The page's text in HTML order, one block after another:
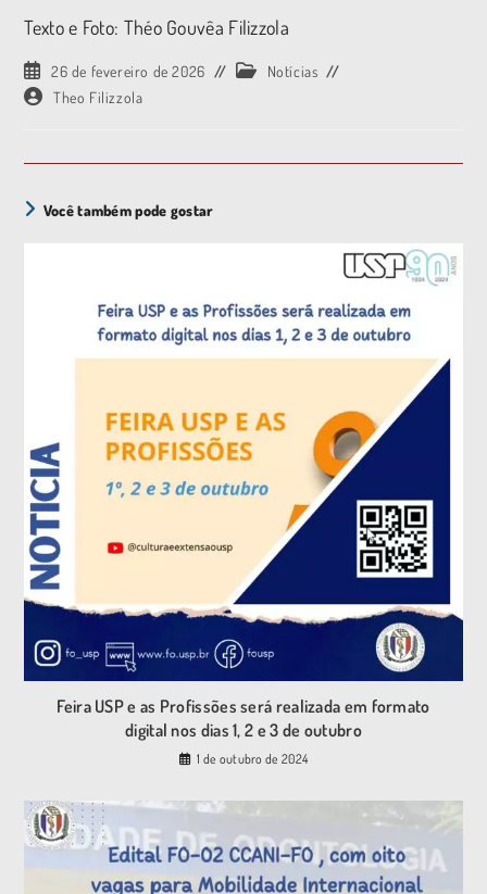
Texto e Foto: Théo Gouvêa Filizzola
26 de fevereiro de 2026
Notícias
Theo Filizzola
Você também pode gostar
Feira USP e as Profissões será realizada em formato
digital nos dias 1, 2 e 3 de outubro
1 de outubro de 2024